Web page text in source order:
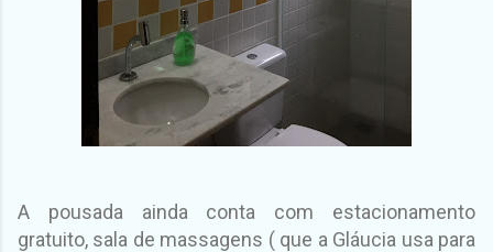
A pousada ainda conta com estacionamento
gratuito, sala de massagens ( que a Gláucia usa para